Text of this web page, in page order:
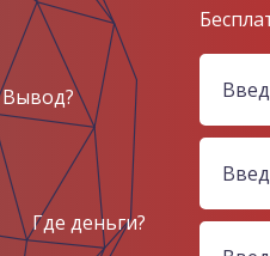
Вывод?
Где деньги?